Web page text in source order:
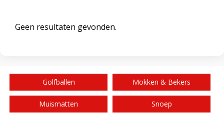
Geen resultaten gevonden.
Golfballen Mokken & Bekers
Muismatten Snoep